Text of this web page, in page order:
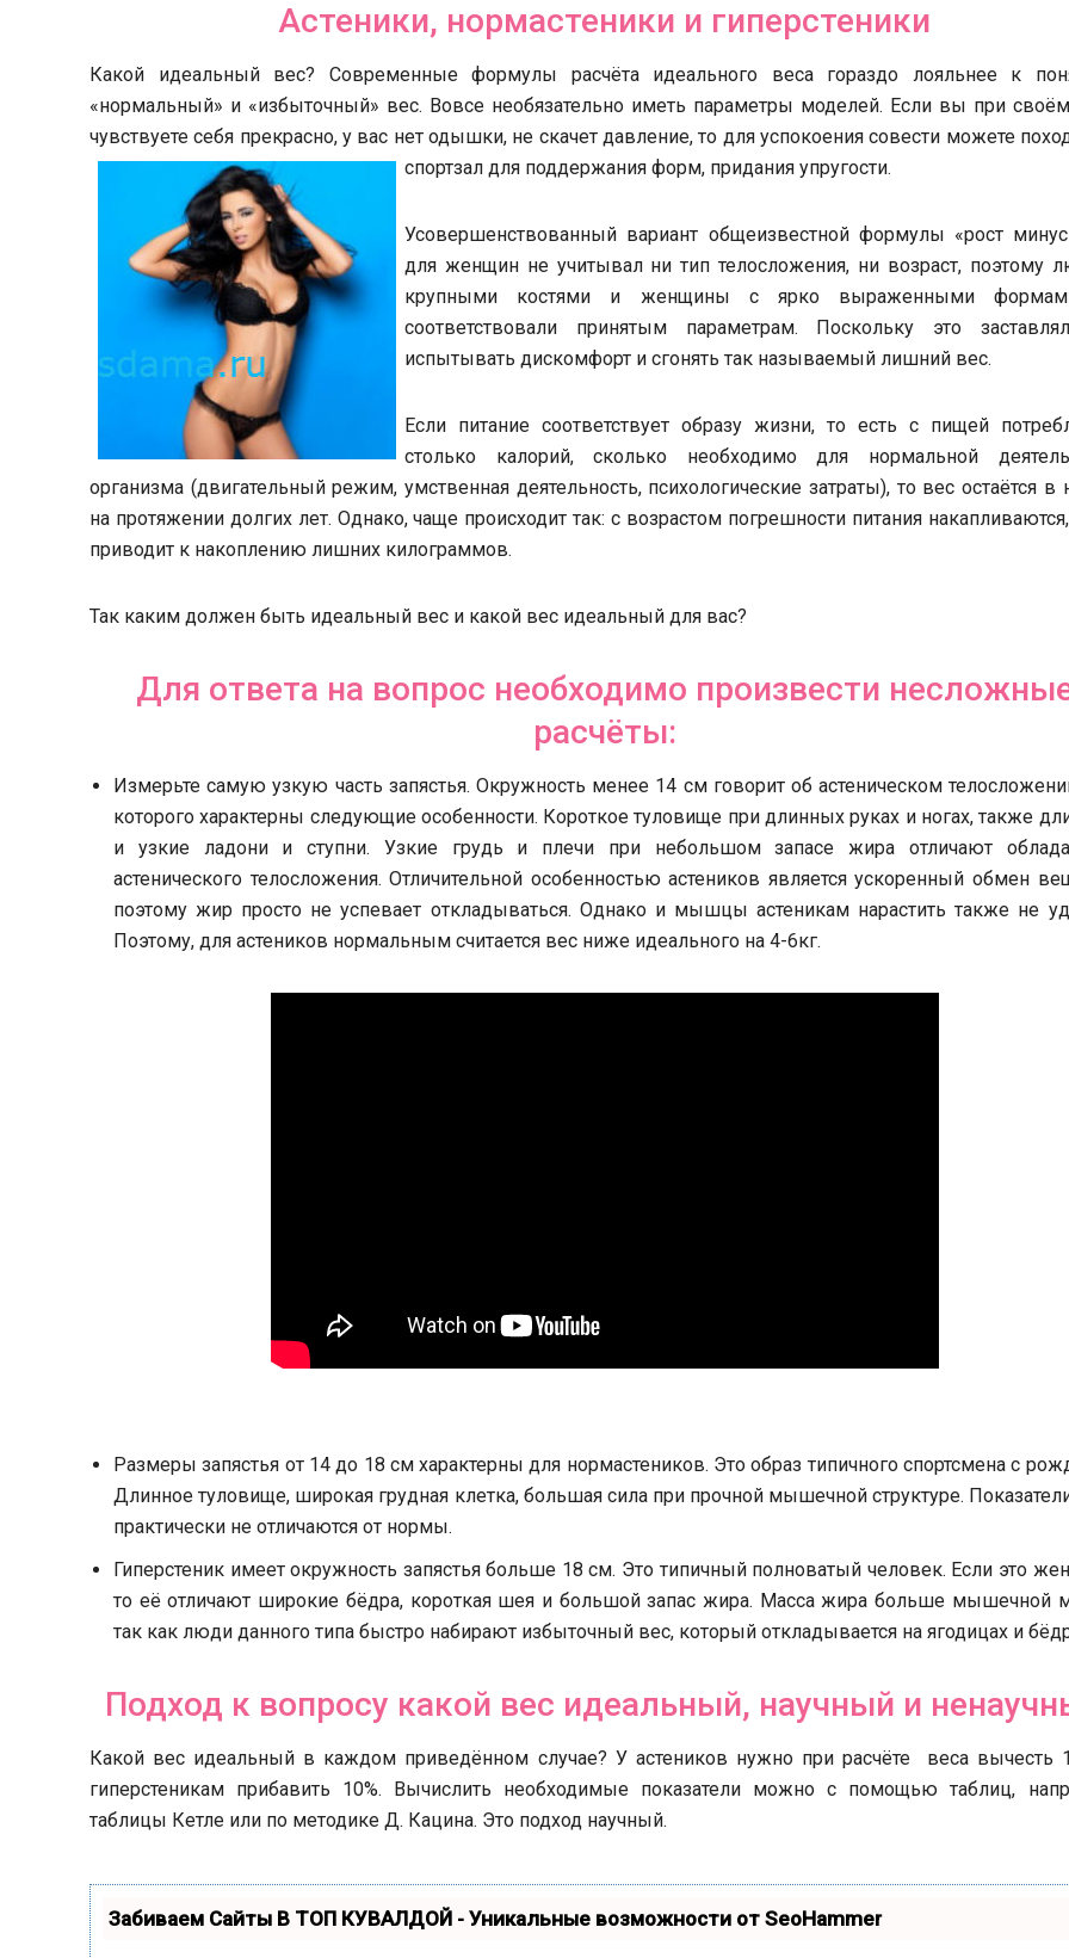
Астеники, нормастеники и гиперстеники
Какой идеальный вес? Современные формулы расчёта идеального веса гораздо лояльнее к
«нормальный» и «избыточный» вес. Вовсе необязательно иметь параметры моделей. Если вы при
чувствуете себя прекрасно, у вас нет одышки, не скачет давление, то для успокоения совести можете
спортзал для поддержания форм, придания упругости.
Усовершенствованный вариант общеизвестной формулы «рост
для женщин не учитывал ни тип телосложения, ни возраст, поэтому
крупными костями и женщины с ярко выраженными
соответствовали принятым параметрам. Поскольку это
испытывать дискомфорт и сгонять так называемый лишний вес.
Если питание соответствует образу жизни, то есть с пищей
столько калорий, сколько необходимо для нормальной
организма (двигательный режим, умственная деятельность, психологические затраты), то вес остаётся в
на протяжении долгих лет. Однако, чаще происходит так: с возрастом погрешности питания
приводит к накоплению лишних килограммов.
Так каким должен быть идеальный вес и какой вес идеальный для вас?
Для ответа на вопрос необходимо произвести
расчёты:
Измерьте самую узкую часть запястья. Окружность менее 14 см говорит об астеническом
которого характерны следующие особенности. Короткое туловище при длинных руках и ногах, также
и узкие ладони и ступни. Узкие грудь и плечи при небольшом запасе жира отличают
астенического телосложения. Отличительной особенностью астеников является ускоренный обмен
поэтому жир просто не успевает откладываться. Однако и мышцы астеникам нарастить также не
Поэтому, для астеников нормальным считается вес ниже идеального на 4-6кг.
Размеры запястья от 14 до 18 см характерны для нормастеников. Это образ типичного спортсмена с
Длинное туловище, широкая грудная клетка, большая сила при прочной мышечной структуре.
практически не отличаются от нормы.
Гиперстеник имеет окружность запястья больше 18 см. Это типичный полноватый человек. Если это
то её отличают широкие бёдра, короткая шея и большой запас жира. Масса жира больше мышечной
так как люди данного типа быстро набирают избыточный вес, который откладывается на ягодицах и
Подход к вопросу какой вес идеальный, научный и
Какой вес идеальный в каждом приведённом случае? У астеников нужно при расчёте веса вычесть
гиперстеникам прибавить 10%. Вычислить необходимые показатели можно с помощью таблиц,
таблицы Кетле или по методике Д. Кацина. Это подход научный.
Забиваем Сайты В ТОП КУВАЛДОЙ - Уникальные возможности от SeoHammer